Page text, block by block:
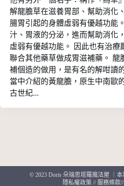
解龍膽草在滋養胃部、幫助消化
腸胃引起的身體虛弱有優越功能
汁、胃液的分泌，進而幫助消化
虛弱有優越功能。 因此也有治療
聯合其他藥草做成胃滋補藥。 龍
補個造的做用，是有名的解咁讀
當中介紹的黃龍膽，原生中南歐
古世紀...
© 2023 Doris 朵瑞思塔羅魔法屋 ｜本
隱私權政策 //服務條款